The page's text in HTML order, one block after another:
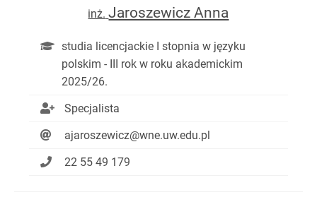
inż. Jaroszewicz Anna
studia licencjackie I stopnia w języku
polskim - III rok w roku akademickim
2025/26.
Specjalista
ajaroszewicz@wne.uw.edu.pl
22 55 49 179